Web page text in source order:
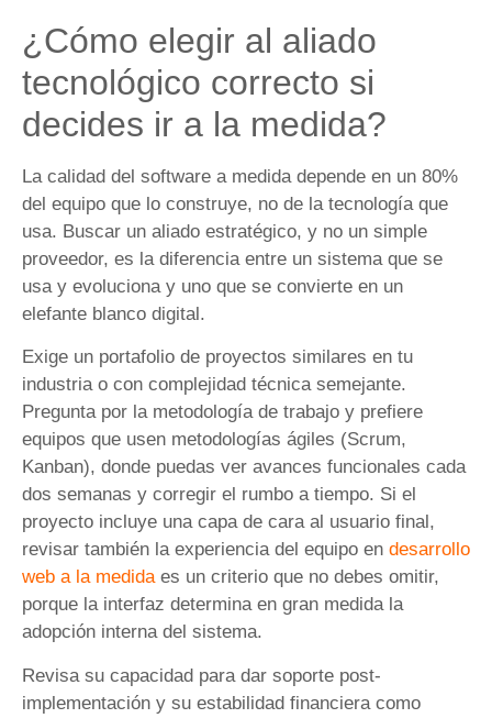
¿Cómo elegir al aliado
tecnológico correcto si
decides ir a la medida?
La calidad del software a medida depende en un 80%
del equipo que lo construye, no de la tecnología que
usa. Buscar un aliado estratégico, y no un simple
proveedor, es la diferencia entre un sistema que se
usa y evoluciona y uno que se convierte en un
elefante blanco digital.
Exige un portafolio de proyectos similares en tu
industria o con complejidad técnica semejante.
Pregunta por la metodología de trabajo y prefiere
equipos que usen metodologías ágiles (Scrum,
Kanban), donde puedas ver avances funcionales cada
dos semanas y corregir el rumbo a tiempo. Si el
proyecto incluye una capa de cara al usuario final,
revisar también la experiencia del equipo en desarrollo
web a la medidaes un criterio que no debes omitir,
porque la interfaz determina en gran medida la
adopción interna del sistema.
Revisa su capacidad para dar soporte post-
implementación y su estabilidad financiera como